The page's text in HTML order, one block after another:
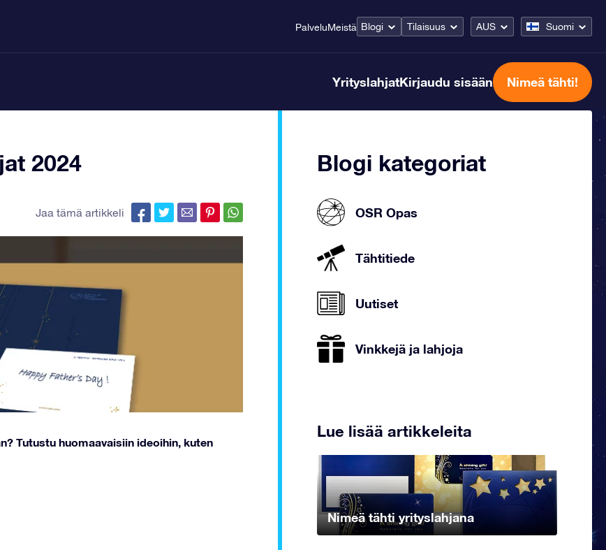
PalveluMeistä Blogi Tilaisuus AUS Suomi
YrityslahjatKirjaudu sisään Nimeä tähti!
2024
Jaa tämä artikkeli
Tutustu huomaavaisiin ideoihin, kuten
Blogi kategoriat
OSR Opas
Tähtitiede
Uutiset
Vinkkejä ja lahjoja
Lue lisää artikkeleita
Nimeä tähti yrityslahjana